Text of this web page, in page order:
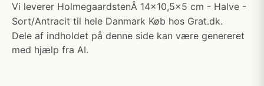
Vi leverer HolmegaardstenÂ 14x10,5x5 cm - Halve -
Sort/Antracit til hele Danmark Køb hos Grat.dk.
Dele af indholdet på denne side kan være genereret
med hjælp fra AI.